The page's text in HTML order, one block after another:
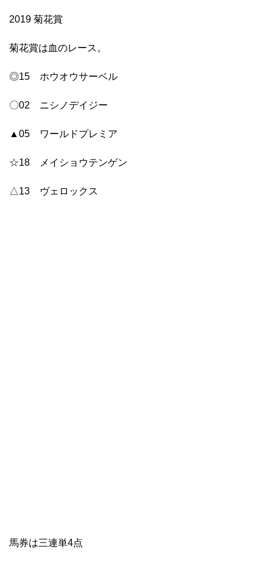
2019 菊花賞
菊花賞は血のレース。
◎15 ホウオウサーベル
〇02 ニシノデイジー
▲05 ワールドプレミア
☆18 メイショウテンゲン
△13 ヴェロックス
馬券は三連単4点